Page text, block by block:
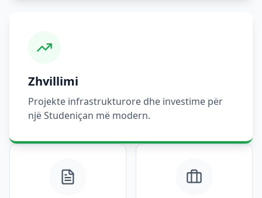
Zhvillimi
Projekte infrastrukturore dhe investime për
një Studeniçan më modern.